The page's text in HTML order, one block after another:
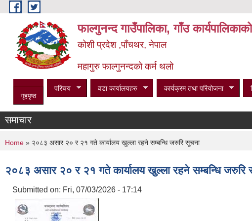
Skip to main content
फाल्गुनन्द गाउँपालिका, गाँउ
कोशी प्रदेश ,पाँचथर, नेपाल
महागुरु फाल्गुनन्दको कर्म थलो
गृहपृष्ठ
परिचय वडा कार्यालयहरु कार्यक्रम तथा परियोजना
समाचार
You are here
Home » २०८३ असार २० र २१ गते कार्यालय खुल्ला रहने सम्बन्धि जरुरि सूचना
२०८३ असार २० र २१ गते कार्यालय खुल्ला रहने सम्बन्धि जरुरि
Submitted on: Fri, 07/03/2026 - 17:14